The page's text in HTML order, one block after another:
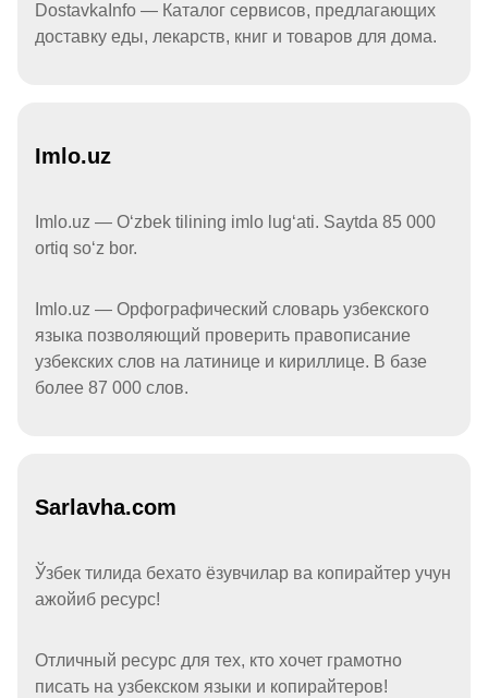
DostavkaInfo — Каталог сервисов, предлагающих
доставку еды, лекарств, книг и товаров для дома.
Imlo.uz
Imlo.uz — Oʻzbek tilining imlo lugʻati. Saytda 85 000
ortiq soʻz bor.
Imlo.uz — Орфографический словарь узбекского
языка позволяющий проверить правописание
узбекских слов на латинице и кириллице. В базе
более 87 000 слов.
Sarlavha.com
Ўзбек тилида бехато ёзувчилар ва копирайтер учун
ажойиб ресурс!
Отличный ресурс для тех, кто хочет грамотно
писать на узбекском языки и копирайтеров!